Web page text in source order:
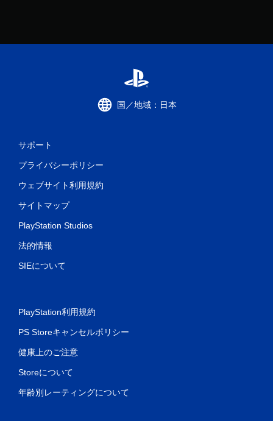
国／地域：日本
サポート
プライバシーポリシー
ウェブサイト利用規約
サイトマップ
PlayStation Studios
法的情報
SIEについて
PlayStation利用規約
PS Storeキャンセルポリシー
健康上のご注意
Storeについて
年齢別レーティングについて